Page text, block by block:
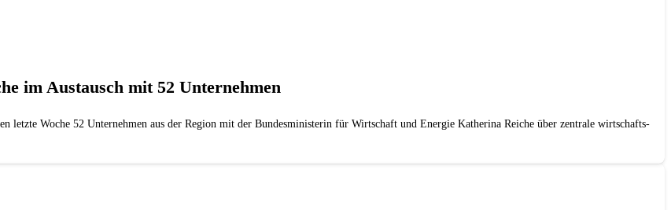
im Austausch mit 52 Unternehmen
letzte Woche 52 Unternehmen aus der Region mit der Bundesministerin für Wirtschaft und Energie Katherina Reiche über zentrale wirtschafts-